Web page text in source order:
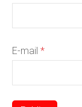
E-mail *